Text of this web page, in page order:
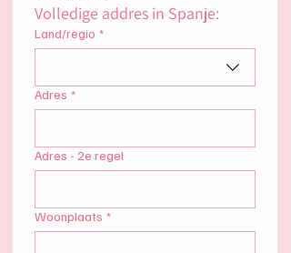
Volledige addres in Spanje:
Meerregelig adres
Land/regio *
Adres *
Adres - 2e regel
Woonplaats *